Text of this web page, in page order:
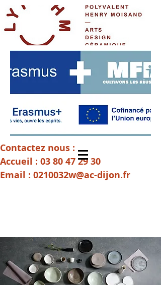
Contactez nous :
Accueil : 03 80 47 29 30
Email : 0210032w@ac-dijon.fr